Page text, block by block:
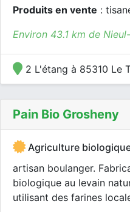
Produits en vente :
Environ 43.1 km de
2 L'étang à 85310 Le
Pain Bio Grosheny
Agriculture
artisan boulanger.
biologique au levain
utilisant des farines